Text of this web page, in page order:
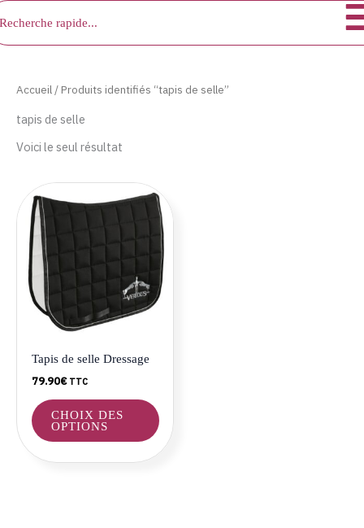
au
contenu
Accueil / Produits identifiés “tapis de selle”
tapis de selle
Voici le seul résultat
Tapis de selle Dressage
79.90€ TTC
CHOIX DES
OPTIONS
Ce
produit
a
plusieurs
variations.
Les
page
du